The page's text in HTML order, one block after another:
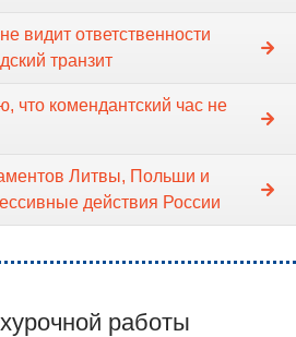
видит ответственности
транзит
что комендантский час не
Литвы, Польши и
действия России
работы